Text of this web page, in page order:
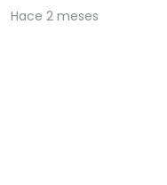
Hace 2 meses